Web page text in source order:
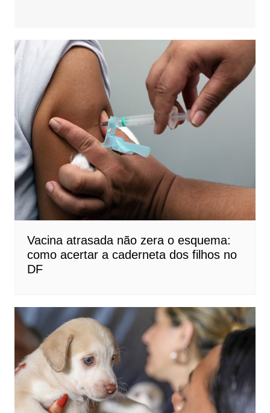
Vacina atrasada não zera o esquema:
como acertar a caderneta dos filhos no
DF